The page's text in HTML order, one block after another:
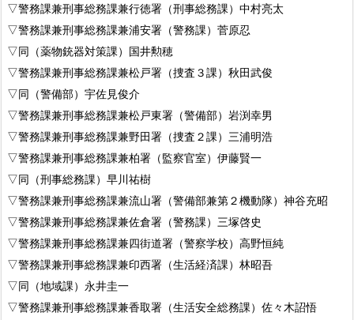
▽警務課兼刑事総務課兼行徳署（刑事総務課）中村亮太
▽警務課兼刑事総務課兼浦安署（警務課）菅原忍
▽同（薬物銃器対策課）国井勲穂
▽警務課兼刑事総務課兼松戸署（捜査３課）秋田武俊
▽同（警備部）宇佐見俊介
▽警務課兼刑事総務課兼松戸東署（警備部）岩渕幸男
▽警務課兼刑事総務課兼野田署（捜査２課）三浦明浩
▽警務課兼刑事総務課兼柏署（監察官室）伊藤賢一
▽同（刑事総務課）早川祐樹
▽警務課兼刑事総務課兼流山署（警備部兼第２機動隊）神谷充昭
▽警務課兼刑事総務課兼佐倉署（警務課）三塚啓史
▽警務課兼刑事総務課兼四街道署（警察学校）高野恒純
▽警務課兼刑事総務課兼印西署（生活経済課）林昭吾
▽同（地域課）永井圭一
▽警務課兼刑事総務課兼香取署（生活安全総務課）佐々木詔悟